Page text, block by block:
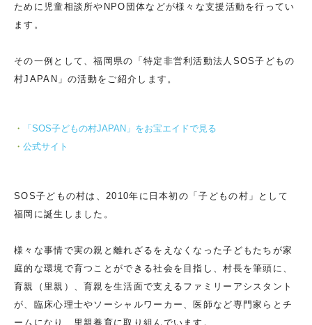
ために児童相談所やNPO団体などが様々な支援活動を行ってい
ます。
その一例として、福岡県の「特定非営利活動法人SOS子どもの
村JAPAN」の活動をご紹介します。
「SOS子どもの村JAPAN」をお宝エイドで見る
公式サイト
SOS子どもの村は、2010年に日本初の「子どもの村」として
福岡に誕生しました。
様々な事情で実の親と離れざるをえなくなった子どもたちが家
庭的な環境で育つことができる社会を目指し、村長を筆頭に、
育親（里親）、育親を生活面で支えるファミリーアシスタント
が、臨床心理士やソーシャルワーカー、医師など専門家らとチ
ームになり、里親養育に取り組んでいます。